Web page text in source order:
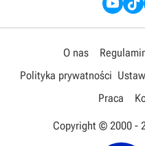
O nas
Polityka prywatności
Praca
Copyright © 2000 -